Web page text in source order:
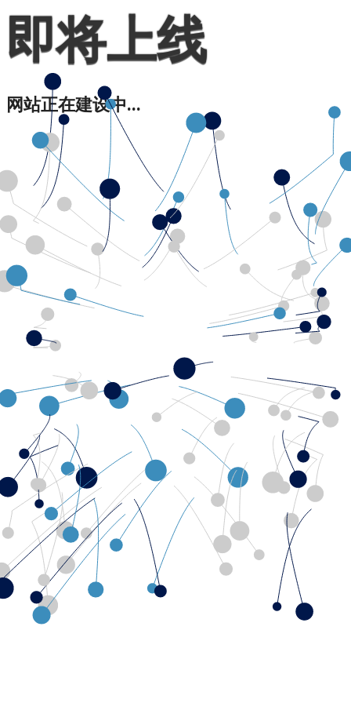
即将上线
网站正在建设中...